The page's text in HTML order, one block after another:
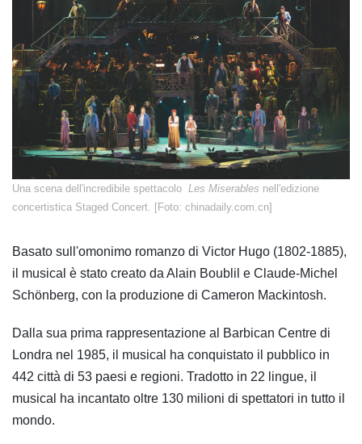
Una scena dell'incredibile spettacolo Les Miserables nell'edizione
concertistica Staged Concert. [Foto: chinadaily.com.cn]
Basato sull'omonimo romanzo di Victor Hugo (1802-1885),
il musical è stato creato da Alain Boublil e Claude-Michel
Schönberg, con la produzione di Cameron Mackintosh.
Dalla sua prima rappresentazione al Barbican Centre di
Londra nel 1985, il musical ha conquistato il pubblico in
442 città di 53 paesi e regioni. Tradotto in 22 lingue, il
musical ha incantato oltre 130 milioni di spettatori in tutto il
mondo.